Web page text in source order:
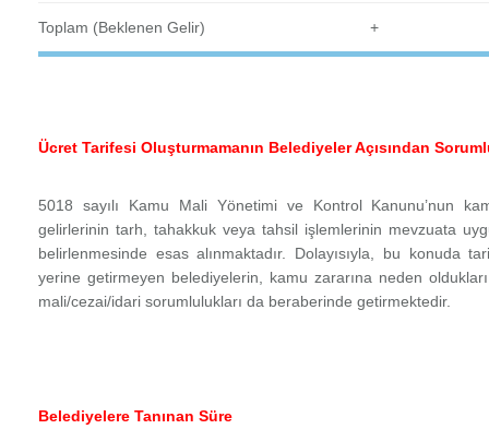
Toplam (Beklenen Gelir) +
Ücret Tarifesi Oluşturmamanın Belediyeler Açısından
5018 sayılı Kamu Mali Yönetimi ve Kontrol Kanunu’nun
gelirlerinin tarh, tahakkuk veya tahsil işlemlerinin mevzuata
belirlenmesinde esas alınmaktadır. Dolayısıyla, bu konuda
yerine getirmeyen belediyelerin, kamu zararına neden
mali/cezai/idari sorumlulukları da beraberinde getirmektedir.
Belediyelere Tanınan Süre